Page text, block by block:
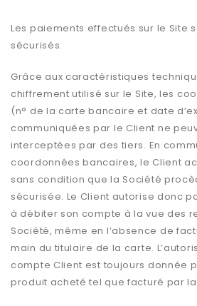
Les paiements effectués sur le Site
sécurisés.
Grâce aux caractéristiques
chiffrement utilisé sur le Site, les
(n° de la carte bancaire et date
communiquées par le Client ne
interceptées par des tiers. En
coordonnées bancaires, le Client
sans condition que la Société
sécurisée. Le Client autorise donc
à débiter son compte à la vue des
Société, même en l’absence de
main du titulaire de la carte.
compte Client est toujours donnée
produit acheté tel que facturé par